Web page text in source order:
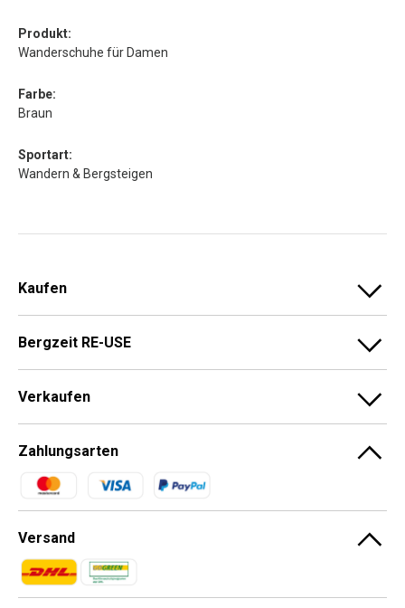
Produkt:
Wanderschuhe für Damen
Farbe:
Braun
Sportart:
Wandern & Bergsteigen
Kaufen
Bergzeit RE-USE
Verkaufen
Zahlungsarten
Zahlungsmethoden
Versand
Zahlungsmethoden